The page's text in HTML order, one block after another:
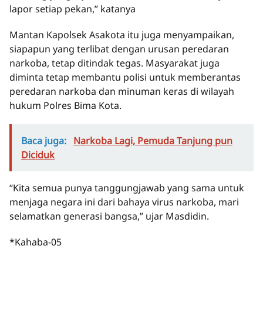
lapor setiap pekan,” katanya
Mantan Kapolsek Asakota itu juga menyampaikan,
siapapun yang terlibat dengan urusan peredaran
narkoba, tetap ditindak tegas. Masyarakat juga
diminta tetap membantu polisi untuk memberantas
peredaran narkoba dan minuman keras di wilayah
hukum Polres Bima Kota.
Baca juga: Narkoba Lagi, Pemuda Tanjung pun
Diciduk
“Kita semua punya tanggungjawab yang sama untuk
menjaga negara ini dari bahaya virus narkoba, mari
selamatkan generasi bangsa,” ujar Masdidin.
*Kahaba-05